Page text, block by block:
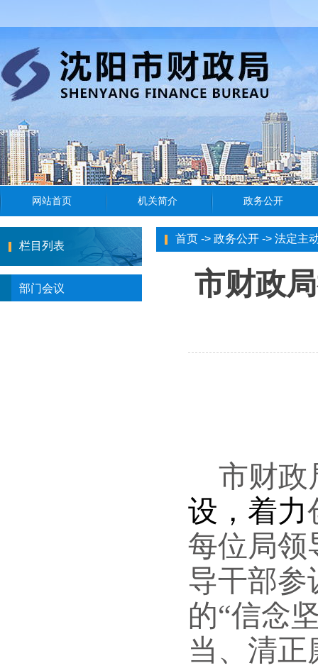
栏目列表
部门会议
首页 -> 政务公开 -> 法定主
市财政
市财政
设，着力
每位局领
导干部参
的“信念
当、清正